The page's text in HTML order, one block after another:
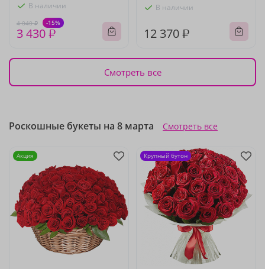
В наличии
4 040 ₽ -15%
3 430 ₽
В наличии
12 370 ₽
Смотреть все
Роскошные букеты на 8 марта Смотреть все
Акция Крупный бутон